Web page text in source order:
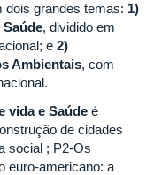
dois grandes temas: 1)
Saúde, dividido em
e 2)
Ambientais, com
vida e Saúde é
de cidades
social ; P2-Os
euro-americano: a